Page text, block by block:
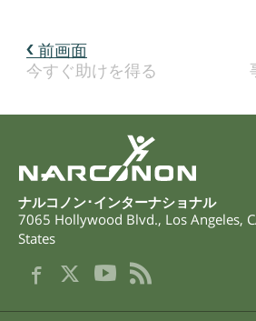
前画面
今すぐ助けを得る
ナルコノン･インターナショナル
7065 Hollywood Blvd., Los Angeles,
States